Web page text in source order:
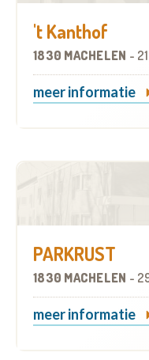
't Kanthof
1830 MACHELEN -
meer informatie
PARKRUST
1830 MACHELEN -
meer informatie